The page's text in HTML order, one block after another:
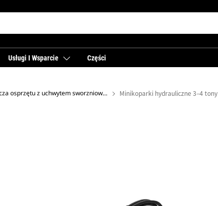
Usługi I Wsparcie Części
Złącza osprzętu z uchwytem sworzniowym Dual Lock™ — minikoparka Minikoparki hydrauliczne 3–4 tony